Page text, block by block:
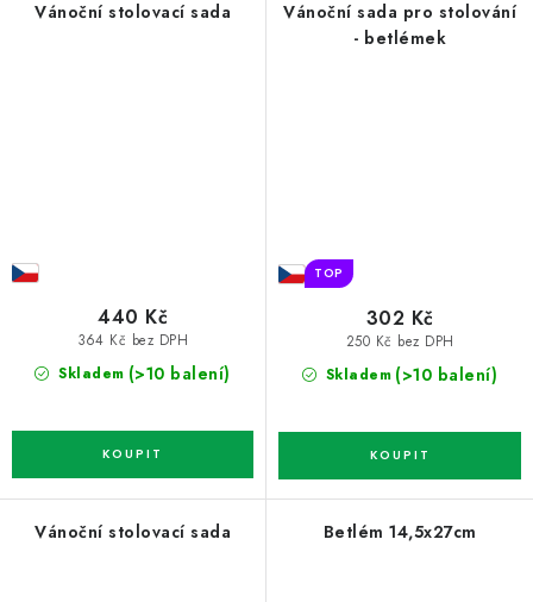
Vánoční stolovací sada
Skladem (>10 balení)
364 Kč bez DPH
440 Kč
Vánoční sada pro stolování
- betlémek
TOP
Skladem (>10 balení)
250 Kč bez DPH
302 Kč
Vánoční stolovací sada Betlém 14,5x27cm